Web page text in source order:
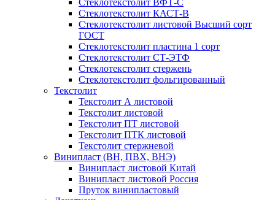
Стеклотекстолит ВФТ-С
Стеклотекстолит КАСТ-В
Стеклотекстолит листовой Высший сорт
ГОСТ
Стеклотекстолит пластина 1 сорт
Стеклотекстолит СТ-ЭТФ
Стеклотекстолит стержень
Стеклотекстолит фольгированный
Текстолит
Текстолит А листовой
Текстолит листовой
Текстолит ПТ листовой
Текстолит ПТК листовой
Текстолит стержневой
Винипласт (ВН, ПВХ, ВНЭ)
Винипласт листовой Китай
Винипласт листовой Россия
Пруток винипластовый